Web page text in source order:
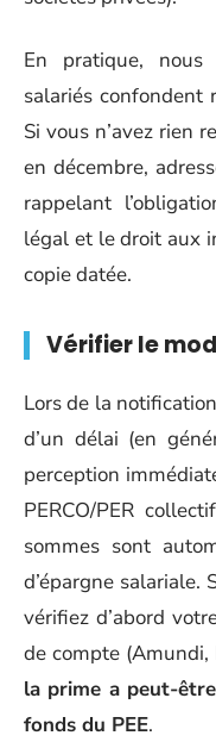
En pratique, nous
salariés confondent
Si vous n’avez rien
en décembre,
rappelant
légal et le droit aux
copie datée.
Vérifier le
Lors de la
d’un délai (en
perception
PERCO/PER
sommes sont
d’épargne salariale.
vérifiez d’abord
de compte (Amundi,
la prime a peut-
fonds du PEE.